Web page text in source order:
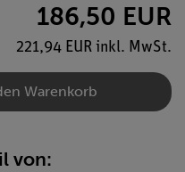
186,50 EUR
221,94 EUR inkl. MwSt.
Warenkorb
von: